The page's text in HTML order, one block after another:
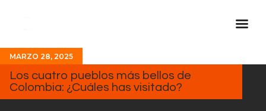
Inicio Real FM
Streaming
MARZO 28, 2025
Los cuatro pueblos más bellos de
Colombia: ¿Cuáles has visitado?